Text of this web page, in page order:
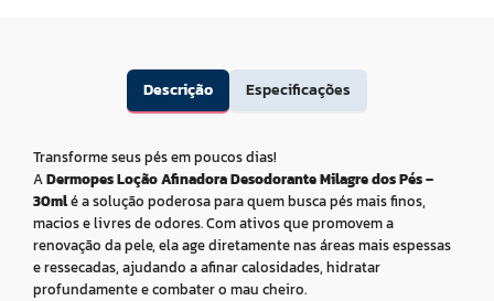
Descrição Especificações
Transforme seus pés em poucos dias!
ADermopes Loção Afinadora Desodorante Milagre dos Pés –
30mlé a solução poderosa para quem busca pés mais finos,
macios e livres de odores. Com ativos que promovem a
renovação da pele, ela age diretamente nas áreas mais espessas
e ressecadas, ajudando a afinar calosidades, hidratar
profundamente e combater o mau cheiro.